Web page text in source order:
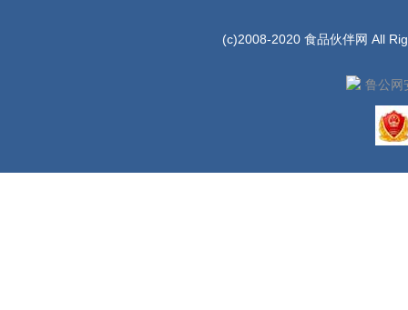
(c)2008-2020 食品伙伴网 All
鲁公网